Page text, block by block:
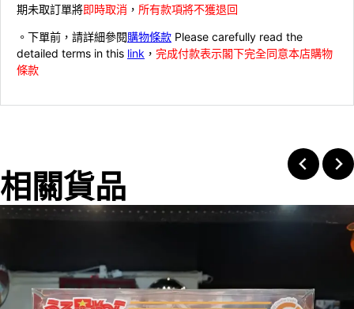
期未取訂單將即時取消 ， 所有款項將不獲退回
。下單前，請詳細參閱購物條款 Please carefully read the
detailed terms in this link ， 完成付款表示閣下完全同意本店購物
條款
相關貨品